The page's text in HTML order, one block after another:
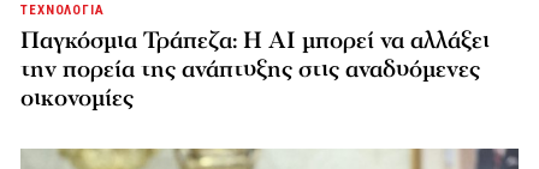
ΤΕΧΝΟΛΟΓΙΑ
Παγκόσμια Τράπεζα: Η AI μπορεί να αλλάξει
την πορεία της ανάπτυξης στις αναδυόμενες
οικονομίες